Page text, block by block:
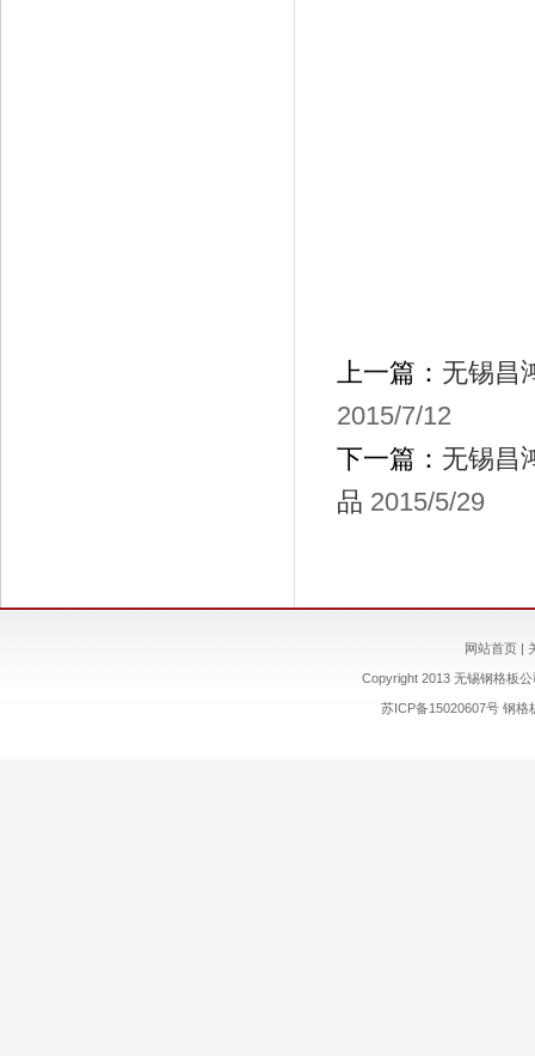
上一篇： 无锡昌
2015/7/12
下一篇： 无锡昌
品 2015/5/29
网站首页|
Copyright 2013 无锡钢格板
苏ICP备15020607号 钢格